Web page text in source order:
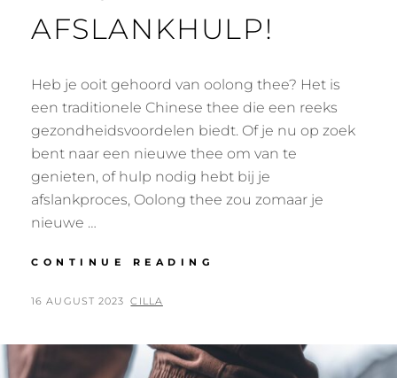
AFSLANKHULP!
Heb je ooit gehoord van oolong thee? Het is
een traditionele Chinese thee die een reeks
gezondheidsvoordelen biedt. Of je nu op zoek
bent naar een nieuwe thee om van te
genieten, of hulp nodig hebt bij je
afslankproces, Oolong thee zou zomaar je
nieuwe …
CONTINUE READING
THEE:
JOUW
POSTED
16 AUGUST 2023 BY
CILLA